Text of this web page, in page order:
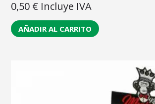
0,50 € Incluye IVA
AÑADIR AL CARRITO